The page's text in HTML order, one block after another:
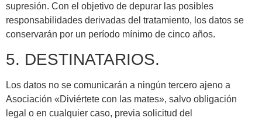
supresión. Con el objetivo de depurar las posibles
responsabilidades derivadas del tratamiento, los datos se
conservarán por un período mínimo de cinco años.
5. DESTINATARIOS.
Los datos no se comunicarán a ningún tercero ajeno a
Asociación «Diviértete con las mates», salvo obligación
legal o en cualquier caso, previa solicitud del